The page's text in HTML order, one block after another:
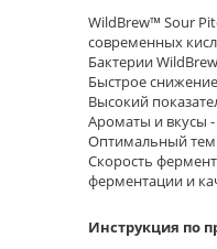
WildBrew™ Sour
современных
Бактерии
Быстрое
Высокий
Ароматы и вкусы
Оптимальный
Скорость
ферментации и
Инструкция по